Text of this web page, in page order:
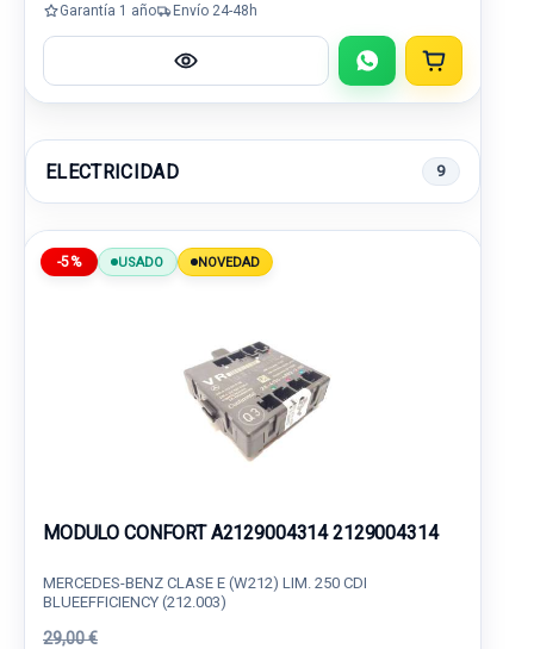
Garantía 1 año Envío 24-48h
ELECTRICIDAD 9
-5% USADO NOVEDAD
MODULO CONFORT A2129004314 2129004314
MERCEDES-BENZ CLASE E (W212) LIM. 250 CDI
BLUEEFFICIENCY (212.003)
29,00 €